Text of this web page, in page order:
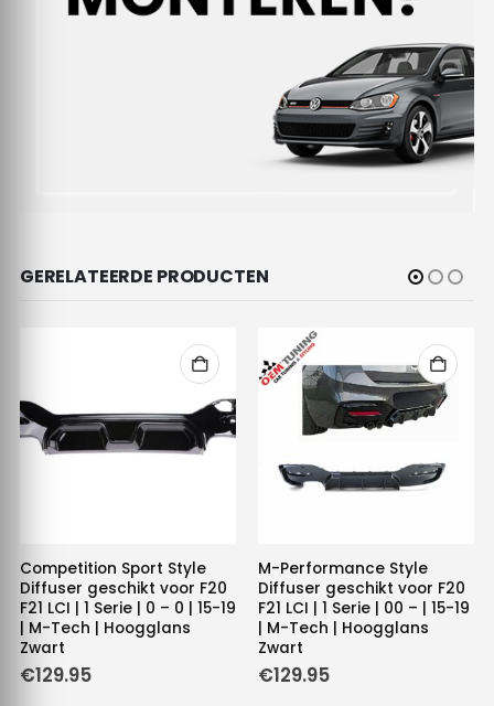
GERELATEERDE PRODUCTEN
Competition Sport Style
Diffuser geschikt voor F20
F21 LCI | 1 Serie | 0 – 0 | 15-19
| M-Tech | Hoogglans
Zwart
€129.95
M-Performance Style
Diffuser geschikt voor F20
F21 LCI | 1 Serie | 00 – | 15-19
| M-Tech | Hoogglans
Zwart
€129.95